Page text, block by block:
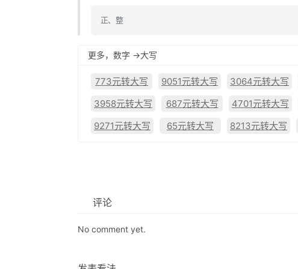
正、整
更多，数字 ->大写
773元转大写 9051元转大写 3064元转大写
3958元转大写
687元转大写 4701元转大写
9271元转大写
65元转大写 8213元转大写
评论
No comment yet.